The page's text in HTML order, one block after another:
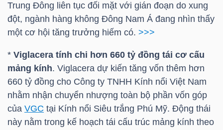
Trung Đông liên tục đối mặt với gián đoạn do xung
đột, ngành hàng không Đông Nam Á đang nhìn thấy
một cơ hội tăng trưởng hiếm có. >>>
* Viglacera tính chi hơn 660 tỷ đồng tái cơ cấu
mảng kính. Viglacera dự kiến tăng vốn thêm hơn
660 tỷ đồng cho Công ty TNHH Kính nổi Việt Nam
nhằm nhận chuyển nhượng toàn bộ phần vốn góp
của VGC tại Kính nổi Siêu trắng Phú Mỹ. Động thái
này nằm trong kế hoạch tái cấu trúc mảng kính theo
VS-
SECTOR
NĂNG
LƯỢNG